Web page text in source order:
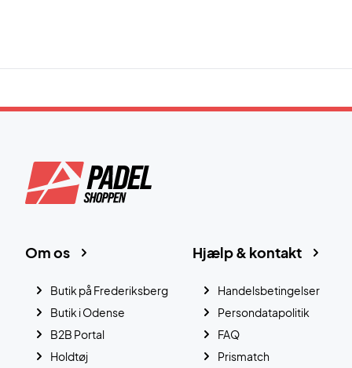
Hjælp & kontakt
Handelsbetingelser
Persondatapolitik
FAQ
Prismatch
Om os
Butik på Frederiksberg
Butik i Odense
B2B Portal
Holdtøj